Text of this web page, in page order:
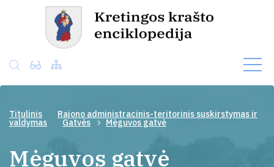
Titulinis Rajono administracinis-teritorinis suskirstymas ir
valdymas Gatvės Mėguvos gatvė
Mėguvos gatvė